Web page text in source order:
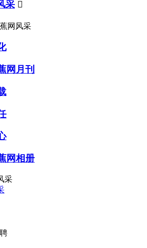
采 
网风采
网月刊
网相册